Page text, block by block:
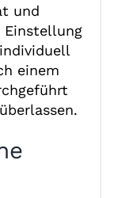
und
Einstellung
einem